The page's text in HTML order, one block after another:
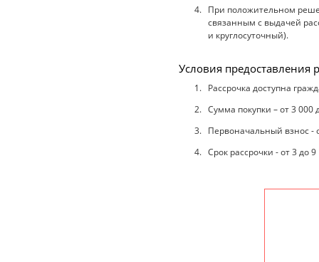
При положительном
связанным с выдачей
и круглосуточный).
Условия предоставления
Рассрочка доступна
Сумма покупки – от 3 000
Первоначальный взнос -
Срок рассрочки - от 3 до